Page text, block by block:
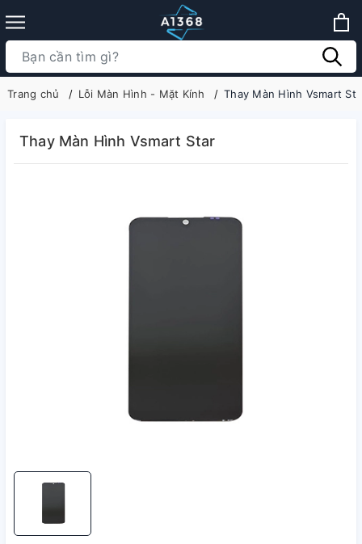
Trang chủ Lỗi Màn Hình - Mặt Kính Thay Màn Hình Vsmart
Thay Màn Hình Vsmart Star